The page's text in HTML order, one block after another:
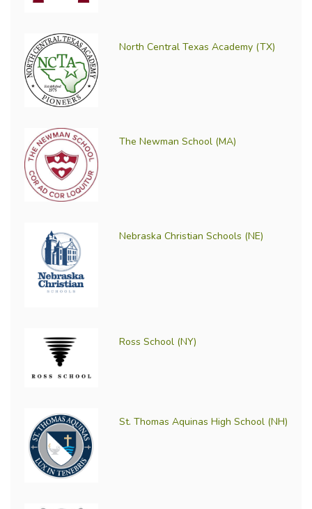
North Central Texas Academy (TX)
The Newman School (MA)
Nebraska Christian Schools (NE)
Ross School (NY)
St. Thomas Aquinas High School (NH)